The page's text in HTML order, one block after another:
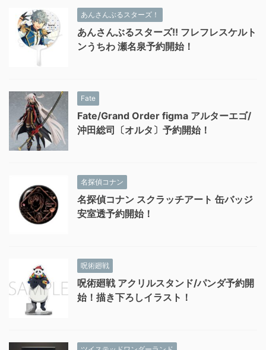
あんさんぶるスターズ！
あんさんぶるスターズ!! フレフレスケルト
ンうちわ 瀬名泉予約開始！
Fate
Fate/Grand Order figma アルターエゴ/
沖田総司〔オルタ〕予約開始！
名探偵コナン
名探偵コナン スクラッチアート 缶バッジ
安室透予約開始！
呪術廻戦
呪術廻戦 アクリルスタンド/パンダ予約開
始！描き下ろしイラスト！